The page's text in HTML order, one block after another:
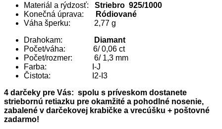
Materiál a rýdzosť: Striebro 925/1000
Konečná úprava:
Ródiované
Váha šperku: 2,77 g
Drahokam:
Diamant
Počet/váha: 6/ 0,06 ct
Počet/rozmer: 6/ 1,3 mm
Farba: I-J
Čistota: I2-I3
4 darčeky pre Vás: spolu s príveskom dostanete
striebornú retiazku pre okamžité a pohodlné nosenie,
zabalené v darčekovej krabičke a vrecúšku + poštovné
zadarmo!